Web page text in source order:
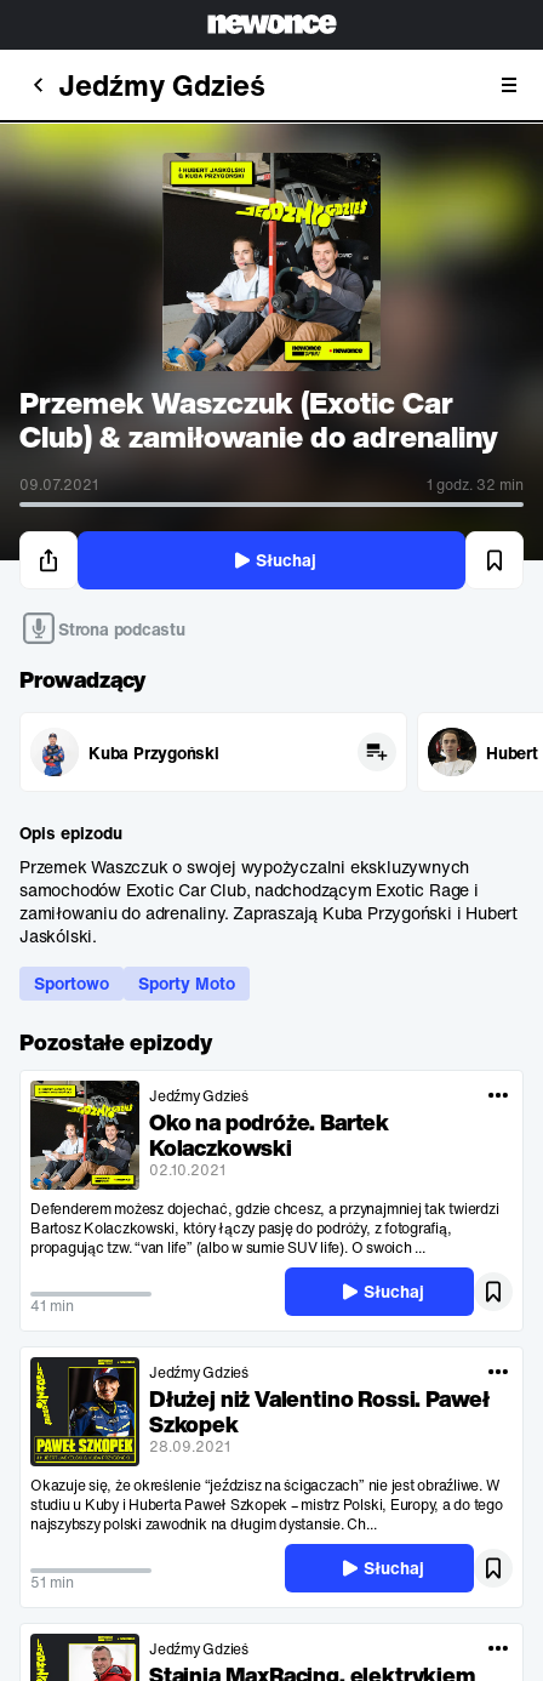
Jedźmy Gdzieś
Przemek Waszczuk (Exotic Car
Club) & zamiłowanie do adrenaliny
09.07.2021 1 godz. 32 min
Słuchaj
Strona podcastu
Prowadzący
Kuba Przygoński
Opis epizodu
Przemek Waszczuk o swojej wypożyczalni ekskluzywnych
samochodów Exotic Car Club, nadchodzącym Exotic Rage i
zamiłowaniu do adrenaliny. Zapraszają Kuba Przygoński i Hubert
Jaskólski.
Sportowo
Sporty Moto
Pozostałe epizody
Jedźmy Gdzieś
Oko na podróże. Bartek
Kolaczkowski
02.10.2021
Defenderem możesz dojechać, gdzie chcesz, a przynajmniej tak twierdzi
Bartosz Kolaczkowski, który łączy pasję do podróży, z fotografią,
propagując tzw. “van life” (albo w sumie SUV life). O swoich ...
41 min
Słuchaj
Jedźmy Gdzieś
Dłużej niż Valentino Rossi. Paweł
Szkopek
28.09.2021
Okazuje się, że określenie “jeździsz na ścigaczach” nie jest obraźliwe. W
studiu u Kuby i Huberta Paweł Szkopek – mistrz Polski, Europy, a do tego
najszybszy polski zawodnik na długim dystansie. Ch...
51 min
Słuchaj
Jedźmy Gdzieś